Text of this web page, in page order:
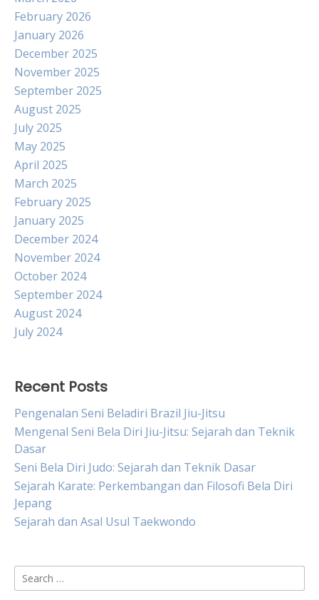
February 2026
January 2026
December 2025
November 2025
September 2025
August 2025
July 2025
May 2025
April 2025
March 2025
February 2025
January 2025
December 2024
November 2024
October 2024
September 2024
August 2024
July 2024
Recent Posts
Pengenalan Seni Beladiri Brazil Jiu-Jitsu
Mengenal Seni Bela Diri Jiu-Jitsu: Sejarah dan Teknik
Dasar
Seni Bela Diri Judo: Sejarah dan Teknik Dasar
Sejarah Karate: Perkembangan dan Filosofi Bela Diri
Jepang
Sejarah dan Asal Usul Taekwondo
Search
for: